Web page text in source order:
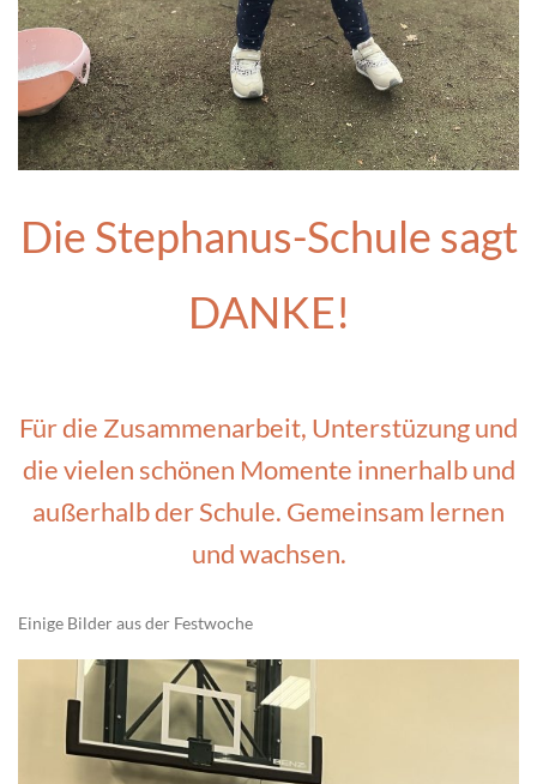
Die Stephanus-Schule sagt
DANKE!
Für die Zusammenarbeit, Unterstüzung und
die vielen schönen Momente innerhalb und
außerhalb der Schule. Gemeinsam lernen
und wachsen.
Einige Bilder aus der Festwoche